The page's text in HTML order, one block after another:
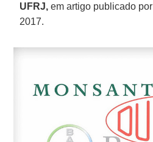
UFRJ, em artigo publicado por
2017.